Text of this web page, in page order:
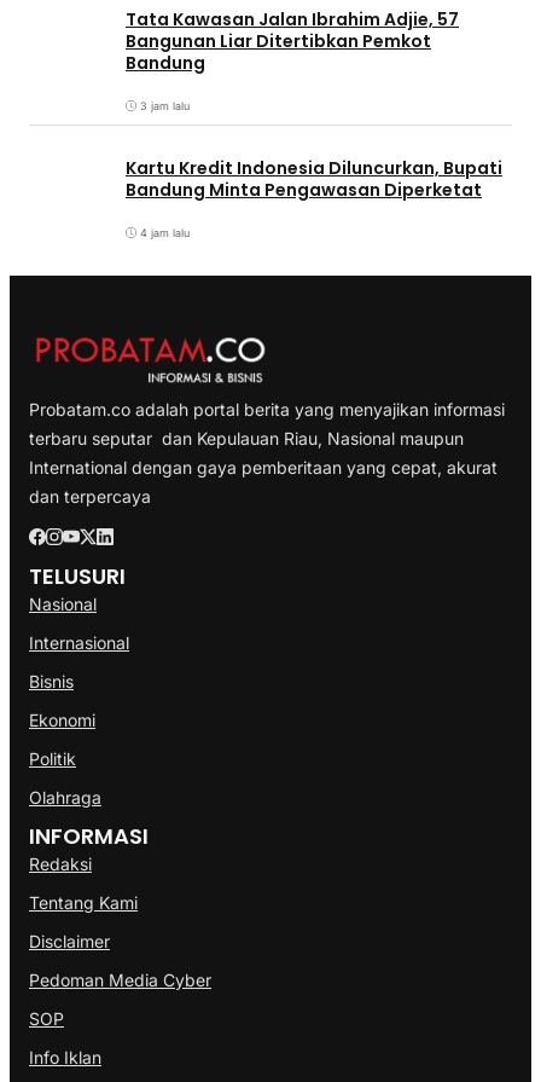
Tata Kawasan Jalan Ibrahim Adjie, 57
Bangunan Liar Ditertibkan Pemkot
Bandung
3 jam lalu
Kartu Kredit Indonesia Diluncurkan, Bupati
Bandung Minta Pengawasan Diperketat
4 jam lalu
Probatam.co adalah portal berita yang menyajikan informasi
terbaru seputar dan Kepulauan Riau, Nasional maupun
International dengan gaya pemberitaan yang cepat, akurat
dan terpercaya
TELUSURI
Nasional
Internasional
Bisnis
Ekonomi
Politik
Olahraga
INFORMASI
Redaksi
Tentang Kami
Disclaimer
Pedoman Media Cyber
SOP
Info Iklan